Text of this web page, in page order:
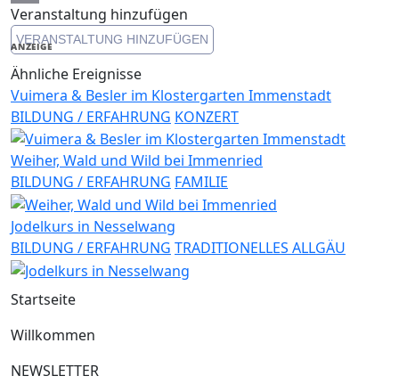
Copy
Link
Veranstaltung hinzufügen
VERANSTALTUNG HINZUFÜGEN
ANZEIGE
Ähnliche Ereignisse
Vuimera & Besler im Klostergarten Immenstadt
BILDUNG / ERFAHRUNG KONZERT
Weiher, Wald und Wild bei Immenried
BILDUNG / ERFAHRUNG FAMILIE
Jodelkurs in Nesselwang
BILDUNG / ERFAHRUNG TRADITIONELLES ALLGÄU
Startseite
Willkommen
NEWSLETTER